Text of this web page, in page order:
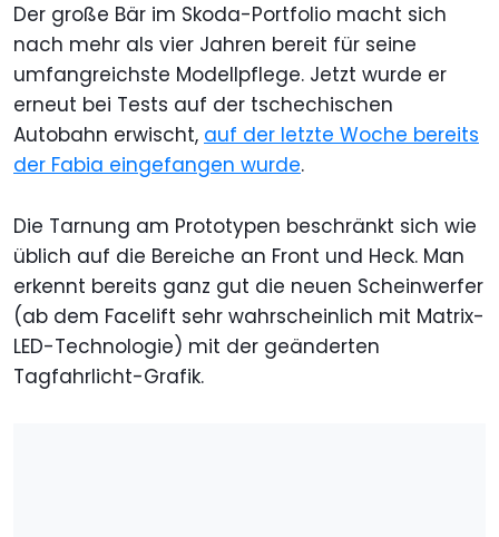
Der große Bär im Skoda-Portfolio macht sich
nach mehr als vier Jahren bereit für seine
umfangreichste Modellpflege. Jetzt wurde er
erneut bei Tests auf der tschechischen
Autobahn erwischt, auf der letzte Woche bereits
der Fabia eingefangen wurde.
Die Tarnung am Prototypen beschränkt sich wie
üblich auf die Bereiche an Front und Heck. Man
erkennt bereits ganz gut die neuen Scheinwerfer
(ab dem Facelift sehr wahrscheinlich mit Matrix-
LED-Technologie) mit der geänderten
Tagfahrlicht-Grafik.